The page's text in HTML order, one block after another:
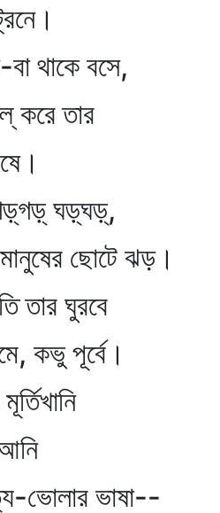
থাকে বসে,
করে তার
ঘড়্‌ঘড়্‌,
ছোটে ঝড়।
ঘুরবে
পূর্বে।
ভোলার ভাষা--